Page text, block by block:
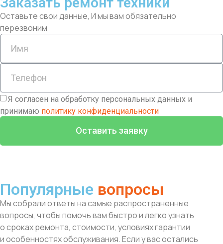
Оставьте свои данные, И мы вам обязательно
перезвоним
Я согласен на обработку персональных данных и
принимаю политику конфиденциальности
Оставить заявку
Популярные вопросы
Мы собрали ответы на самые распространенные
вопросы, чтобы помочь вам быстро и легко узнать
о сроках ремонта, стоимости, условиях гарантии
и особенностях обслуживания. Если у вас остались